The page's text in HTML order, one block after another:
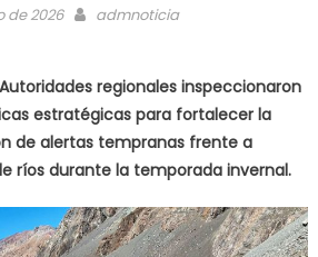
de 2026 Author
admnoticia
regionales inspeccionaron
estratégicas para fortalecer la
de alertas tempranas frente a
ríos durante la temporada invernal.